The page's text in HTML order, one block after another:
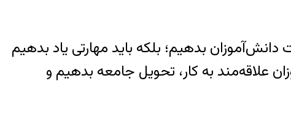
سال یک کاغذ به‌عنوان مدرک دست دانش‌آموزان بدهیم؛ بلکه باید مهارتی یاد بدهیم
علاقه‌مند به کار، تحویل جامعه بدهیم و